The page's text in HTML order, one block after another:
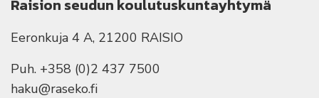
Raision seudun koulutuskuntayhtymä
Eeronkuja 4 A, 21200 RAISIO
Puh. +358 (0)2 437 7500
haku@raseko.fi